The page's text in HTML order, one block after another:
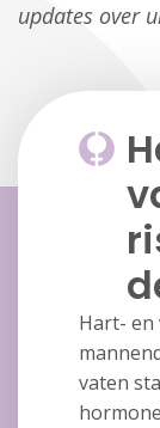
updates over
Hart- en
vaten